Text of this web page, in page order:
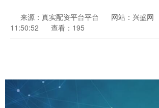
来源：真实配资平台平台 网站：兴盛网
11:50:52
查看：195